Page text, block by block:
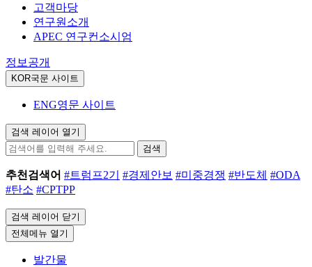
고객마당
연구원소개
APEC 연구컨소시엄
정보공개
KOR국문 사이트
ENG영문 사이트
검색 레이어 열기
검색
추천검색어 #트럼프2기 #경제안보 #미중경쟁 #반도체 #ODA
#탄소 #CPTPP
검색 레이어 닫기
전체메뉴 열기
발간물